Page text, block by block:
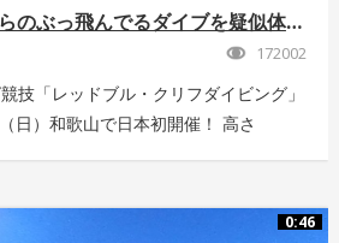
高さ28mからのぶっ飛んでるダイブを疑似体験！
172002
技「レッドブル・クリフダイビング」
日）和歌山で日本初開催！ 高さ
cliff-diving
0:46